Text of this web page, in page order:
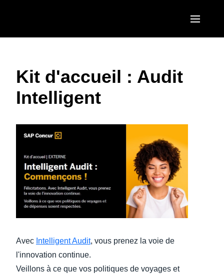
United States (English)
Canada (English)
Brasil (Português)
EUROPE
United Kingdom (English)
Deutschland (Deutsch)
Italia (Italiano)
Nederlands (English)
Sweden (English)
Finland (English)
Belgium (English)
ASIA PACIFIC
India (English)
日本（日本語)
Singapore (English)
Kit d'accueil : Audit
Intelligent
Avec Intelligent Audit, vous prenez la voie de
l'innovation continue.
Veillons à ce que vos politiques de voyages et